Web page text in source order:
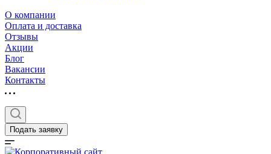
О компании
Оплата и доставка
Отзывы
Акции
Блог
Вакансии
Контакты
Подать заявку